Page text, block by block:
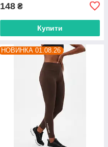
148 ₴
Купити
НОВИНКА 01.08.26